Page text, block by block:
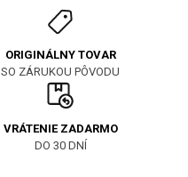
ORIGINÁLNY TOVAR
SO ZÁRUKOU PÔVODU
VRÁTENIE ZADARMO
DO 30 DNÍ